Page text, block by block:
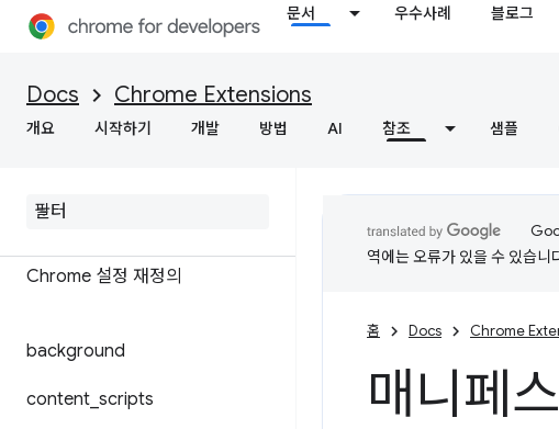
문서 우수사례 블로그
Docs Chrome Extensions
개요 시작하기 개발 방법 AI 참조 샘플
Chrome 설정 재정의
background
content scripts
역에는 오류가 있을 수 있습니
홈 Docs Chrome
매니페